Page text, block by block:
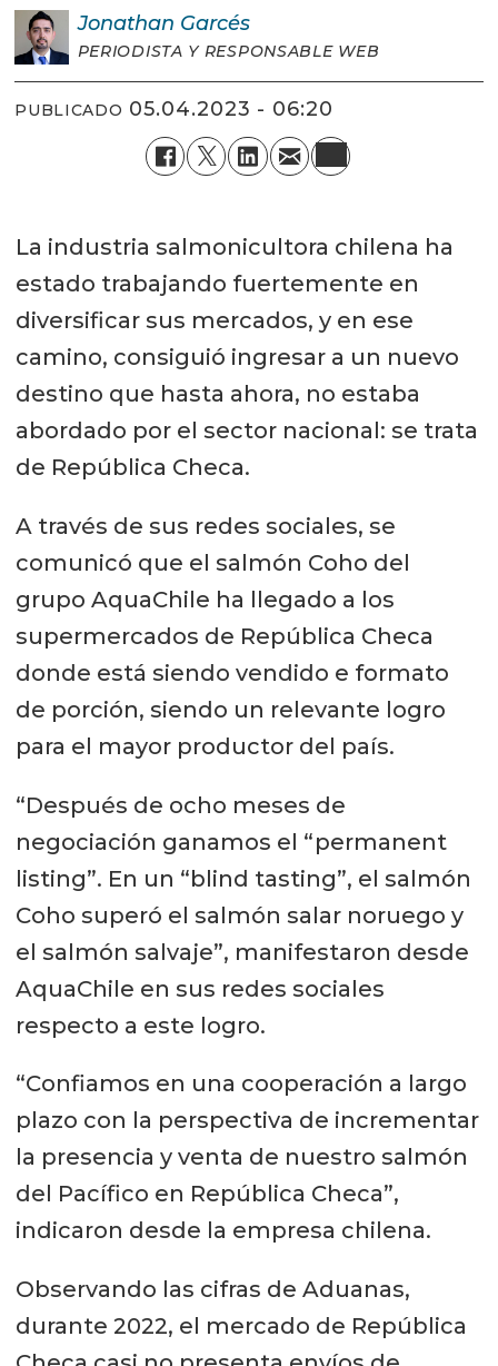
Jonathan Garcés
PERIODISTA Y RESPONSABLE WEB
PUBLICADO 05.04.2023 - 06:20
La industria salmonicultora chilena ha
estado trabajando fuertemente en
diversificar sus mercados, y en ese
camino, consiguió ingresar a un nuevo
destino que hasta ahora, no estaba
abordado por el sector nacional: se trata
de República Checa.
A través de sus redes sociales, se
comunicó que el salmón Coho del
grupo AquaChile ha llegado a los
supermercados de República Checa
donde está siendo vendido e formato
de porción, siendo un relevante logro
para el mayor productor del país.
“Después de ocho meses de
negociación ganamos el “permanent
listing”. En un “blind tasting”, el salmón
Coho superó el salmón salar noruego y
el salmón salvaje”, manifestaron desde
AquaChile en sus redes sociales
respecto a este logro.
“Confiamos en una cooperación a largo
plazo con la perspectiva de incrementar
la presencia y venta de nuestro salmón
del Pacífico en República Checa”,
indicaron desde la empresa chilena.
Observando las cifras de Aduanas,
durante 2022, el mercado de República